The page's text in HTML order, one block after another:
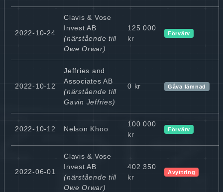
2022-10-24
Clavis & Vose
Invest AB
(närstående till
Owe Orwar)
125 000
kr
Förvärv
2022-10-12
Jeffries and
Associates AB
(närstående till
Gavin Jeffries)
0 kr Gåva lämnad
2022-10-12 Nelson Khoo
100 000
kr
Förvärv
2022-06-01
Clavis & Vose
Invest AB
(närstående till
Owe Orwar)
402 350
kr
Avyttring